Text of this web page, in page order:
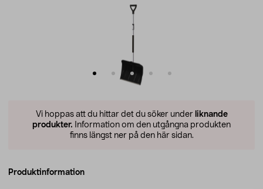
Vi hoppas att du hittar det du söker under liknande
produkter. Information om den utgångna produkten
finns längst ner på den här sidan.
Produktinformation